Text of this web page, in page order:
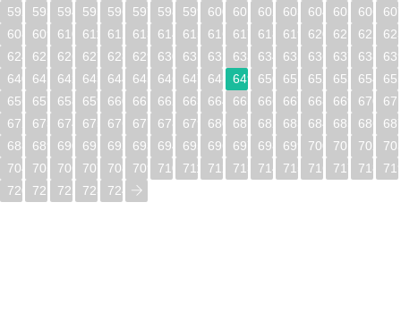
592
593 594 595 596 597 598 599 600 601 602 603 604 605 606
608
609 610 611 612 613 614 615 616 617 618 619 620 621 622
624
625 626 627 628 629 630 631 632 633 634 635 636 637 638
640
641 642 643 644 645 646 647 648 649 650 651 652 653 654
656
657 658 659 660 661 662 663 664 665 666 667 668 669 670
672
673 674 675 676 677 678 679 680 681 682 683 684 685 686
688
689 690 691 692 693 694 695 696 697 698 699 700 701 702
704
705 706 707 708 709 710 711 712 713 714 715 716 717 718
720
721 722 723 724